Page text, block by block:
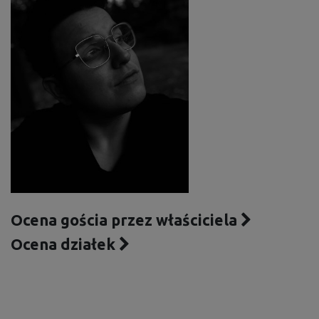
Ocena gościa przez właściciela
Ocena działek